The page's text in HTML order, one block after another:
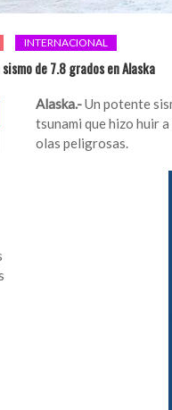
INTERNACIONAL
de 7.8 grados en Alaska
Alaska.-Un potente
tsunami que hizo huir
olas peligrosas.